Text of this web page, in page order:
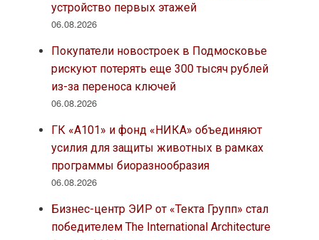
устройство первых этажей
06.08.2026
Покупатели новостроек в Подмосковье
рискуют потерять еще 300 тысяч рублей
из-за переноса ключей
06.08.2026
ГК «А101» и фонд «НИКА» объединяют
усилия для защиты животных в рамках
программы биоразнообразия
06.08.2026
Бизнес-центр ЭИР от «Текта Групп» стал
победителем The International Architecture